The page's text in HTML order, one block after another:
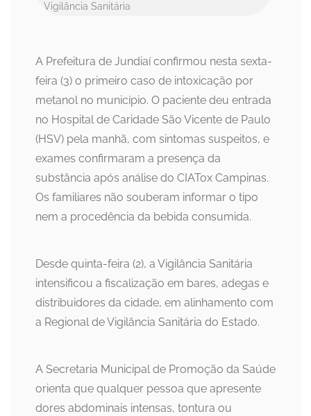
Vigilância Sanitária
A Prefeitura de Jundiaí confirmou nesta sexta-
feira (3) o primeiro caso de intoxicação por
metanol no município. O paciente deu entrada
no Hospital de Caridade São Vicente de Paulo
(HSV) pela manhã, com sintomas suspeitos, e
exames confirmaram a presença da
substância após análise do CIATox Campinas.
Os familiares não souberam informar o tipo
nem a procedência da bebida consumida.
Desde quinta-feira (2), a Vigilância Sanitária
intensificou a fiscalização em bares, adegas e
distribuidores da cidade, em alinhamento com
a Regional de Vigilância Sanitária do Estado.
A Secretaria Municipal de Promoção da Saúde
orienta que qualquer pessoa que apresente
dores abdominais intensas, tontura ou